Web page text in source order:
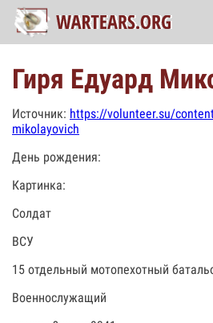
Гиря Едуард
Источник: https://volunteer.su/
mikolayovich
День рождения:
Картинка:
Солдат
ВСУ
15 отдельный мотопехотный
Военнослужащий